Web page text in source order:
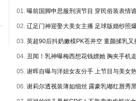
01. 曝前国脚申思服刑演节目 穿民俗装表情
02. 辽足门神迎娶大美女主播 足球版婚纱照
03. 英超90后抖奶嫩模PK苍井空 童颜揉乳又
04. 丑闻！乳神曝梅西想花钱嫖她 胸夹手机
05. 谢晖自曝与洋妞女友分手 上节目与美女
06. 谢莉尔透视装薄如细丝 露豪乳嘟红唇秀